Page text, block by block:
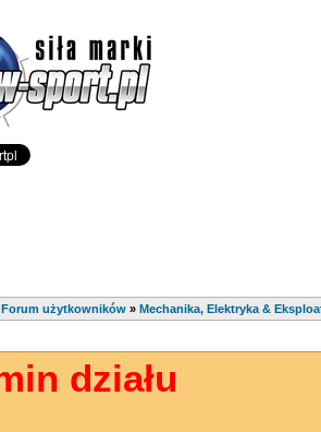
Forum użytkowników » Mechanika, Elektryka &
działu